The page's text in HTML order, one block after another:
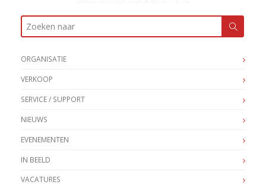
ORGANISATIE
VERKOOP
SERVICE / SUPPORT
NIEUWS
EVENEMENTEN
IN BEELD
VACATURES